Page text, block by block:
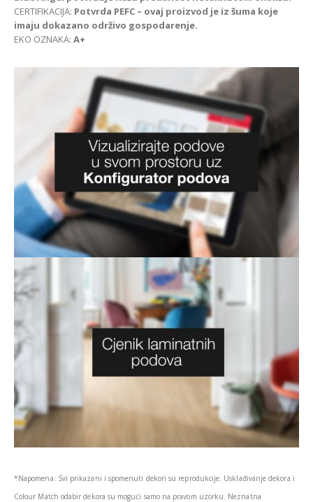
CERTIFIKACIJA: Potvrda PEFC – ovaj proizvod je iz šuma koje
imaju dokazano održivo gospodarenje.
EKO OZNAKA: A+
*Napomena: Svi prikazani i spomenuti dekori su reprodukcije. Usklađivanje dekora i
Colour Match odabir dekora su mogući samo na pravom uzorku. Neznatna